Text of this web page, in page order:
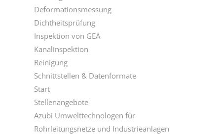
Deformationsmessung
Dichtheitsprüfung
Inspektion von GEA
Kanalinspektion
Reinigung
Schnittstellen & Datenformate
Start
Stellenangebote
Azubi Umwelttechnologen für
Rohrleitungsnetze und Industrieanlagen